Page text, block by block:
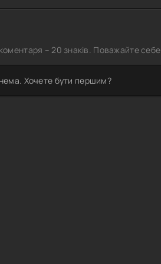
– 20 знаків. Поважайте себе
Хочете бути першим?